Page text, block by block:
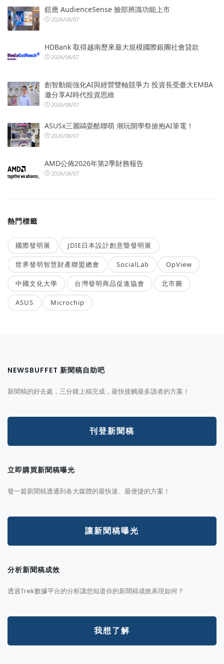
鎧應 AudienceSense 臉部辨識功能上市
2026/08/07
HDBank 取得越南歷來最大規模國際銀團社會貸款
2026/08/07
創智動能強化AI與經營雙軸競爭力 投資長受臺大EMBA
邀分享AI時代投資思維
2026/08/07
ASUSx三麗鷗耍酷聯萌 潮玩開學祭搶抱AI筆電！
2026/08/07
AMD公佈2026年第2季財務報告
2026/08/07
熱門標籤
國際發明展 JDIE日本設計創意暨發明展
世界發明智慧財產聯盟總會 SocialLab OpView
中國文化大學 台灣發明商品促進協會 北市圖
ASUS Microchip
NEWSBUFFET 新聞稿自助吧
新聞稿的好去處，三分鐘上稿完成，最快接觸最多讀者的方案！
刊登新聞稿
立即購買新聞稿曝光
發一篇新聞稿透通到各大媒體的最快速、最便捷的方案！
讓新聞稿曝光
分析新聞稿成效
透過Trek數據平台的分析讓您知道你的新聞稿成效表現如何？
我想了解